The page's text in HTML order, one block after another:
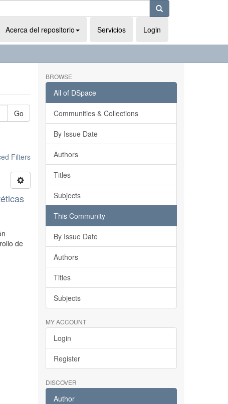
Acerca del repositorio Servicios Login
Go
Filters
de
BROWSE
All of DSpace
Communities & Collections
By Issue Date
Authors
Titles
Subjects
This Community
By Issue Date
Authors
Titles
Subjects
MY ACCOUNT
Login
Register
DISCOVER
Author